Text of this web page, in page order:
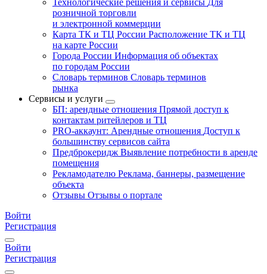
Технологические решения и сервисы Для
розничной торговли
и электронной коммерции
Карта ТК и ТЦ России Расположение ТК и ТЦ
на карте России
Города России Информация об объектах
по городам России
Словарь терминов Словарь терминов
рынка
Сервисы и услуги
БП: арендные отношения Прямой доступ к
контактам ритейлеров и ТЦ
PRO-аккаунт: Арендные отношения Доступ к
большинству сервисов сайта
Предброкеридж Выявление потребности в аренде
помещения
Рекламодателю Реклама, баннеры, размещение
объекта
Отзывы Отзывы о портале
Войти
Регистрация
Войти
Регистрация